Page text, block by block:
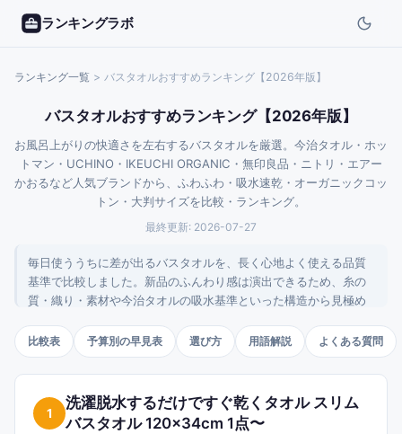
ランキングラボ
ランキング一覧 > バスタオルおすすめランキング【2026年版】
バスタオルおすすめランキング【2026年版】
お風呂上がりの快適さを左右するバスタオルを厳選。今治タオル・ホッ
トマン・UCHINO・IKEUCHI ORGANIC・無印良品・ニトリ・エアー
かおるなど人気ブランドから、ふわふわ・吸水速乾・オーガニックコッ
トン・大判サイズを比較・ランキング。
最終更新: 2026-07-27
毎日使ううちに差が出るバスタオルを、長く心地よく使える品質
基準で比較しました。新品のふんわり感は演出できるため、糸の
質・織り・素材や今治タオルの吸水基準といった構造から見極め
ム、コスパ重視のデイリーユースまで10枚を整理しています。
比較表 予算別の早見表 選び方 用語解説 よくある質問
1
洗濯脱水するだけですぐ乾くタオル スリム
バスタオル 120×34cm 1点〜